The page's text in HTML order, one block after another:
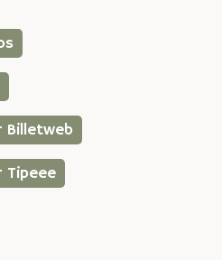
Billetweb
Tipeee